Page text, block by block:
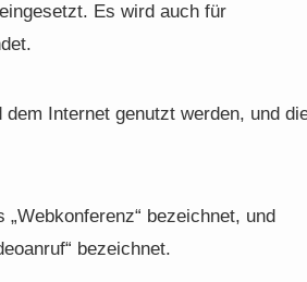
Es wird auch für
Internet genutzt werden, und
bezeichnet, und
bezeichnet.